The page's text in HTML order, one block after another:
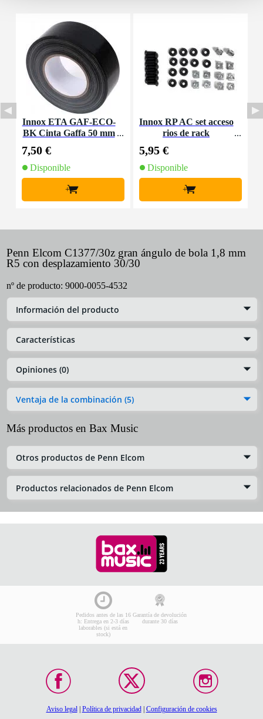
Innox ETA GAF-ECO-
BK Cinta Gaffa 50 mm
7,50 €
Disponible
+
Innox RP AC set acceso
rios de rack
5,95 €
Disponible
+
Penn Elcom C1377/30z gran ángulo de bola 1,8 mm
R5 con desplazamiento 30/30
nº de producto: 9000-0055-4532
Información del producto
Características
Opiniones (0)
Ventaja de la combinación (5)
Más productos en Bax Music
Otros productos de Penn Elcom
Productos relacionados de Penn Elcom
Pedidos antes de las 16
h: Entrega en 2-3 días
laborables (si está en
stock)
Garantía de devolución
durante 30 días
Aviso legal| Política de privacidad| Configuración de cookies